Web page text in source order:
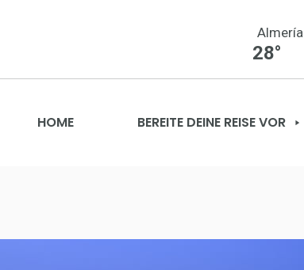
Almería
28°
HOME BEREITE DEINE REISE VOR